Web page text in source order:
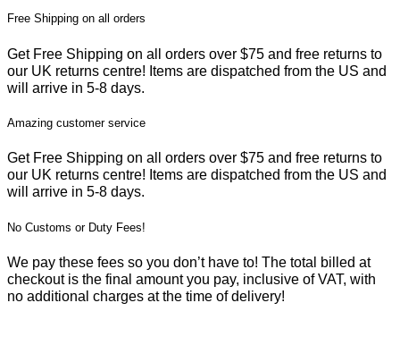
Free Shipping on all orders
Get Free Shipping on all orders over $75 and free returns to
our UK returns centre! Items are dispatched from the US and
will arrive in 5-8 days.
Amazing customer service
Get Free Shipping on all orders over $75 and free returns to
our UK returns centre! Items are dispatched from the US and
will arrive in 5-8 days.
No Customs or Duty Fees!
We pay these fees so you don’t have to! The total billed at
checkout is the final amount you pay, inclusive of VAT, with
no additional charges at the time of delivery!